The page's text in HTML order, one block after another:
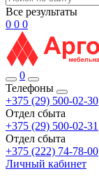
Все результаты
0 0 0
0
Телефоны
+375 (29) 500-02-30
Отдел сбыта
+375 (29) 500-02-31
Отдел сбыта
+375 (222) 74-78-00
Личный кабинет